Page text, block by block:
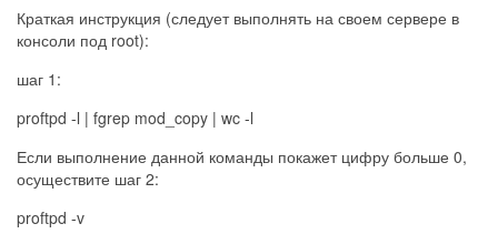
Краткая инструкция (следует выполнять на своем сервере в
консоли под root):
шаг 1:
proftpd -l | fgrep mod_copy | wc -l
Если выполнение данной команды покажет цифру больше 0,
осуществите шаг 2:
proftpd -v